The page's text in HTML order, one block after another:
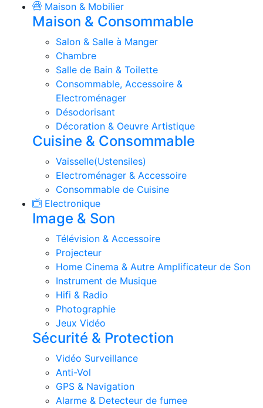
Maison & Mobilier
Maison & Consommable
Salon & Salle à Manger
Chambre
Salle de Bain & Toilette
Consommable, Accessoire &
Electroménager
Désodorisant
Décoration & Oeuvre Artistique
Cuisine & Consommable
Vaisselle(Ustensiles)
Electroménager & Accessoire
Consommable de Cuisine
Electronique
Image & Son
Télévision & Accessoire
Projecteur
Home Cinema & Autre Amplificateur de Son
Instrument de Musique
Hifi & Radio
Photographie
Jeux Vidéo
Sécurité & Protection
Vidéo Surveillance
Anti-Vol
GPS & Navigation
Alarme & Detecteur de fumee